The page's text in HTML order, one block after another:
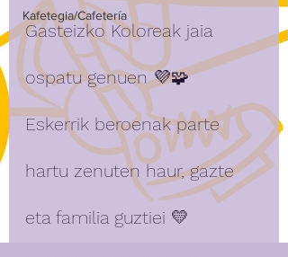
Kafetegia/Cafetería
Gasteizko Koloreak jaia
ospatu genuen 💜🧩
Eskerrik beroenak parte
hartu zenuten haur, gazte
eta familia guztiei 💛